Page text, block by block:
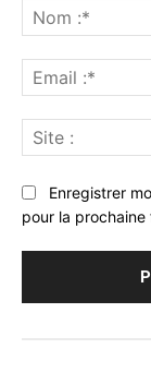
Enregistrer
pour la